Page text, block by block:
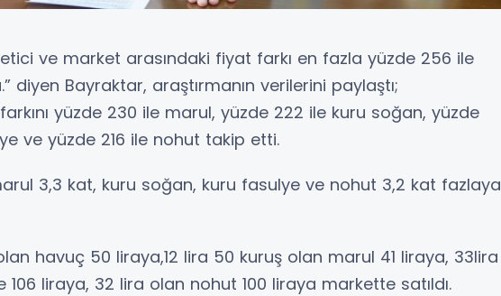
ve market arasındaki fiyat farkı en fazla yüzde 256 ile
diyen Bayraktar, araştırmanın verilerini paylaştı;
yüzde 230 ile marul, yüzde 222 ile kuru soğan, yüzde
ve yüzde 216 ile nohut takip etti.
3,3 kat, kuru soğan, kuru fasulye ve nohut 3,2 kat fazlaya
havuç 50 liraya,12 lira 50 kuruş olan marul 41 liraya, 33lira
liraya, 32 lira olan nohut 100 liraya markette satıldı.